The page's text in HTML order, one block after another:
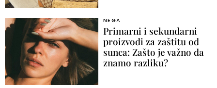
NEGA
Primarni i sekundarni
proizvodi za zaštitu od
sunca: Zašto je važno da
znamo razliku?